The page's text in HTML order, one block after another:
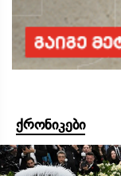
ქრონიკები